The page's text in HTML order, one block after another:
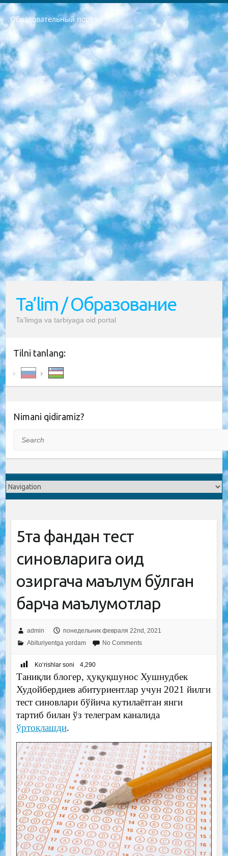
Образовательный портал
РЕСПУБЛИКА УЗБЕКИСТАН МИНИСТРЕРСТВО ДОШКОЛЬНОГО И ШКОЛЬНОГО ОБРАЗОВАНИЯ КОМАНДА в общеобразовательных учреждениях в 2023-2024 учебном году организация и проведение итоговой государственной аттестации обучающихся о Министра дошкольного и школьного образования Республики Узбекистан от 4 марта 2008 года (постановлением Минюста от 20 марта 2008 года № 1778 государственной регистрации) «Итоговое состояние учащихся общего среднего образования на основании положения об утверждении положения об аттестации общего среднего образования выпускной экзамен студентов в образовательных учреждениях в 2023-2024 учебном году В целях организации и прохождения аттестации приказываю: 1. Следующее: перечень предметов, по которым будет проводиться итоговая государственная аттестация и экзамен формы перевода согласно приложению 1; сертификаты международного образца, оценивающие уровень владения иностранными языками перечень согласно приложению 2; 2. Педагогический при специализированных образовательных учреждениях. научно-практический центр квалификации и международной оценки (Д.Давидова) 2024 г. До 25 марта: задания по предметам, по которым будет проводиться итоговая аттестация разработка и утверждение технических условий; итоговая аттестация на основании разработанного предметного задания разработка вопросов по предметам (устно и письменно), экзамен передача; общеобразовательные средние школы и специальные учебные заведения учащиеся выпускных классов школ и интернатов в агентской системе подготовка базы данных экзаменационных материалов и критериев оценки; перевод базы экзаменационных материалов на все языки обучения подать в Республиканский образовательный центр для изготовления; варианты экзаменов на основе разработанных контрольных материалов пусть будут поставлены задачи формирования. 3. Республиканский образовательный центр (Ш.Худайкулов) до 5 апреля 2024 года. до: база данных предоставленных экзаменационных материалов на все языки обучения перевод и экспертиза; для слепых, слабовидящих, глухих, слабослышащих и умственно отсталых детей учащиеся выпускных классов специализированных школ и школ-интернатов база данных экзаменационных материалов на всех преподаваемых языках подготовка критериев оценки; специализированные школы для умственно отсталых детей и технологии для учащихся выпускных классов школ-интернатов разработка соответствующих рекомендаций и критериев проведения ЕГЭ по естествознанию давать задания. 4. Педагогический при специализированных образовательных учреждениях. Научно-практический центр навыков и международной оценки (Д.Давидова), Республика образовательный центр (Худайкулов Ш.) итоговый государственный аттестационный экзамен ориентирован на творческое и логическое мышление при подготовке базы материалов учитывать введение заданий. 5. Следует отметить, что: сертификат государственного образца о знании общеобразовательного предмета и как минимум национальный уровень B1 по предметам на иностранных языках, указанным в Приложении 2. или международно признанный сертификат эквивалентного уровня студенты, изучающие определенный предмет, освобождаются от экзамена; по соответствующим предметам запланирована итоговая государственная аттестация за день до дня, путем жеребьевки Рабочей группой (в письменной форме по предметам, проводимым в форме) из числа сформированных вариантов выбрано 2 варианта; 2 выбранных варианта экзамена анонсированы на официальном сайте министерства и все выпускники по всей стране на основе этих вариантов проводит итоговую государственную аттестацию. 6. Государственное образование учащихся средних общеобразовательных учреждений. знания в соответствии с квалификационными требованиями, которые необходимо приобрести на основании стандартов итоговый (выпускной) контроль для 9 и 11 классов в целях тестирования Экзамены (далее – экзамены) состоят из предметов, перечисленных в приложении 1. будет сделано. 7. Экзамены пройдут с 26 мая по 15 июня 2024 г. (кроме науки физического воспитания). 8. Физическая для учащихся 9 классов общесредних образовательных учреждений. Экзамены по предмету «Образование, квалификация медицина» 1-6 мая 2024 года. сотрудники перевести под присмотр (с отклонениями в физическом или умственном развитии) специализированная школа для детей, школы-интернаты и со сколиозом школы-интернаты санаторного типа для больных детей исключены). 9. Он был слепым, слабовидящим и имел нарушения опорно-двигательного аппарата. экзамены в специализированных школах и интернатах для детей должны проводиться исходя из требований, предъявляемых к общеобразовательным учреждениям (физкультура кроме науки). 10. Специализированная школа для глухих и слабослышащих детей. и экзамены в интернатах и быть реализован в виде письменного теста по математике. 11. Специальность для умственно отсталых детей. Для 9 класса Родной язык и литературное письмо Государственный язык (язык обучения – узбекский). для неклассов) написано Математическое письмо Письменная/устная история Узбекистана Физическое воспитание практично Итоговый контроль Для 11 класса Написание родного языка и литературы (эссе) Математическое письмо Узбекский язык (обучение на узбекском языке) не посещающее общее среднее образование для учреждений)/Образовательное учреждение выбор письменный и устный Иностранный язык письменный/устный Письменная/устная история Узбекистана *По выбору студента:  Химия  Физика  Основы государственного права  География 10 бесплатных образовательных ресурсов - Мы составили подборку онлайн-проектов с интерактивными упражнениями, видеолекциями и статьями. Они помогут вам обрести новые и освежить старые знания бесплатно. 1. «ИНТУИТ» Старейшая образовательная площадка Рунета. Здесь вы найдёте сотни текстовых и видеокурсов на десятки различных тем — от программирования до психологии. Многие курсы подготовлены российскими университетами и крупными международными компаниями вроде Intel и Microsoft. Самостоятельное обучение бесплатное, но желающие могут оплатить услуги персональных наставников. 2. «Смартия» знакомит с актуальными профессиями и подсказывает, как им обучаться. Выбрав заинтересовавшую вас специальность — SMM-специалист, фотограф, веб-дизайнер или другую, — увидите список необходимых для неё умений. Чтобы вы могли освоить их самостоятельно, для каждого умения площадка отображает подборку ссылок на учебные материалы. Хотя «Смартия» ориентируется на русскоязычную аудиторию, часть контента всё же доступна только на английском. 3. «Лекторий Физтеха» Проект Московского физико-технического института (Физтеха). С его помощью вы можете смотреть онлайн серии лекций, записанные на видео в этом вузе. В числе доступных предметов — физика, биология, химия, информационные технологии и другие. К некоторым лекциям администрация ресурса прилагает готовые конспекты, которые можно скачивать в PDF-формате. 4. ITMOcourses Онлайн-площадка Санкт-Петербургского национального исследовательского университета информационных технологий, механики и оптики (ИТМО). Ресурс предоставляет свободный доступ к курсам, разработанным в этом вузе. Каталог материалов разбит на четыре категории: «Оптические системы и технологии», «Приборостроение и робототехника», «Информационные технологии» и «Биотехнологии». Курсы состоят из видеолекций, интерактивных демонстраций и заданий. 5. «КиберЛенинка» Электронная научная библиотека открытого доступа. Каталог площадки регулярно обрастает текстами статей из различных научных изданий. Сгруппированные по журналам и рубрикам публикации можно читать онлайн или скачивать целиком в PDF-формате. Проект нацелен на популяризацию науки за счёт открытого доступа к качественной информации. 6. «ПостНаука» На этом ресурсе публикуют подборки видеолекций, составленные экспертами из разных отраслей и объединённые общими темами. Среди них, к примеру, есть серии «Биоинформатика и геномика», «Культура средневековой Скандинавии» и Cinema Studies о теории кино. Каждая подборка лекций — логически связанная история, рассказанная экспертом от первого лица. Кроме того, на сайте появляются научно-образовательные статьи и тесты на разные темы. 7. «Newочём» Команда проекта «Newочём» отбирает самые интересные тексты из англоязычных СМИ и переводит те из них, за которые голосуют участники сообщества «ВКонтакте». По большей части это научно-популярные статьи. Редакторы придумывают лишь заголовки, в остальном содержание переводов соответствует оригиналам. Полные тексты можно читать прямо в социальной сети. 8. InternetUrok Онлайн-база материалов по основным дисциплинам школьной программы. Информация на сайте структурирована по классам, предметам и темам (урокам). Каждый урок состоит из видеолекций и конспектов. Есть также интерактивные тренажёры и тесты для закрепления пройденного материала. Даже если вы давно окончили школу, возможность повторить программу старших классов всегда может пригодиться. 9. Edutainme Ещё один ресурс об образовании. В отличие от Newtonew, как мне кажется, Edutainme больше ориентируется на представителей индустрии: педагогов, предпринимателей, разработчиков образовательных проектов. Но и любой, кто просто стремится к саморазвитию, найдёт на сайте много полезного и интересного для себя. Например, информацию о новых курсах и образовательных сервисах. 10. Newtonew Онлайн-медиа об образовании и обучении в широком смысле. Авторы Newtonew пишут об инструментах, заведениях, тактиках и стратегиях, которые помогают учить других и получать новые знания самостоятельно. На этой площадке вы найдёте новости, обзоры, аналитические мат
Ta’lim / Образование
Ta’limga va tarbiyaga oid portal
Tilni tanlang:
Nimani qidiramiz?
5та фандан тест
синовларига оид
ҳозиргача маълум бўлган
барча маълумотлар
admin
понедельник февраля 22nd, 2021
Abituriyentga yordam
No Comments
Ko‘rishlar soni 4,290
Таниқли блогер, ҳуқуқшунос Хушнудбек
Худойбердиев абитуриентлар учун 2021 йилги
тест синовлари бўйича кутилаётган янги
тартиб билан ўз телеграм каналида
ўртоқлашди.